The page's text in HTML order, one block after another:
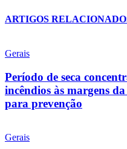
ARTIGOS
Gerais
Período de seca
incêndios às margens
para prevenção
Gerais